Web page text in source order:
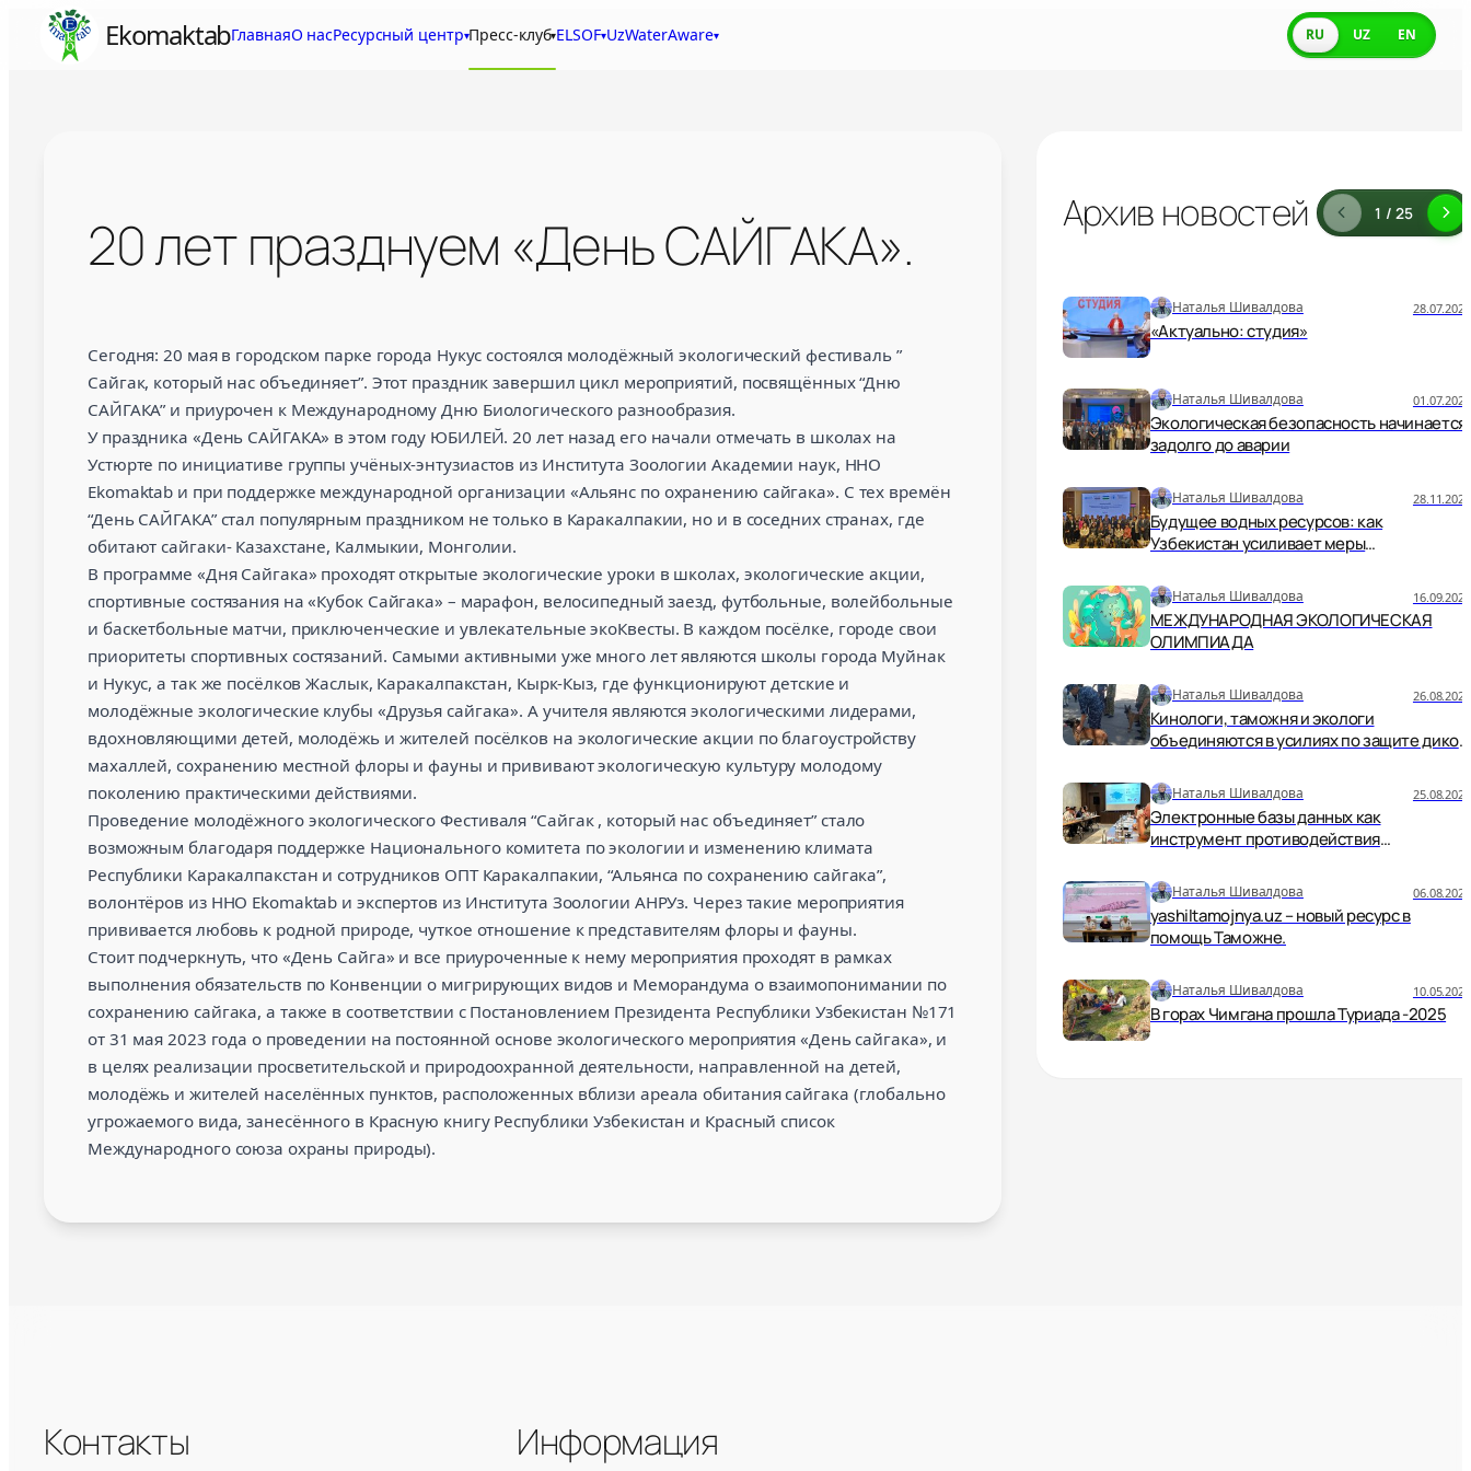
Skip
EkomaktabГлавнаяО насРесурсный центр▾Пресс-клуб▾ELSOF▾UzWaterAware▾ RU UZ EN
20 лет празднуем «День САЙГАКА».
Сегодня: 20 мая в городском парке города Нукус состоялся молодёжный экологический фестиваль ”
Сайгак, который нас объединяет”. Этот праздник завершил цикл мероприятий, посвящённых “Дню
САЙГАКА” и приурочен к Международному Дню Биологического разнообразия.
У праздника «День САЙГАКА» в этом году ЮБИЛЕЙ. 20 лет назад его начали отмечать в школах на
Устюрте по инициативе группы учёных-энтузиастов из Института Зоологии Академии наук, ННО
Ekomaktab и при поддержке международной организации «Альянс по охранению сайгака». С тех времён
“День САЙГАКА” стал популярным праздником не только в Каракалпакии, но и в соседних странах, где
обитают сайгаки- Казахстане, Калмыкии, Монголии.
В программе «Дня Сайгака» проходят открытые экологические уроки в школах, экологические акции,
спортивные состязания на «Кубок Сайгака» – марафон, велосипедный заезд, футбольные, волейбольные
и баскетбольные матчи, приключенческие и увлекательные экоКвесты. В каждом посёлке, городе свои
приоритеты спортивных состязаний. Самыми активными уже много лет являются школы города Муйнак
и Нукус, а так же посёлков Жаслык, Каракалпакстан, Кырк-Кыз, где функционируют детские и
молодёжные экологические клубы «Друзья сайгака». А учителя являются экологическими лидерами,
вдохновляющими детей, молодёжь и жителей посёлков на экологические акции по благоустройству
махаллей, сохранению местной флоры и фауны и прививают экологическую культуру молодому
поколению практическими действиями.
Проведение молодёжного экологического Фестиваля “Сайгак , который нас объединяет” стало
возможным благодаря поддержке Национального комитета по экологии и изменению климата
Республики Каракалпакстан и сотрудников ОПТ Каракалпакии, “Альянса по сохранению сайгака”,
волонтёров из ННО Ekomaktab и экспертов из Института Зоологии АНРУз. Через такие мероприятия
прививается любовь к родной природе, чуткое отношение к представителям флоры и фауны.
Стоит подчеркнуть, что «День Сайга» и все приуроченные к нему мероприятия проходят в рамках
выполнения обязательств по Конвенции о мигрирующих видов и Меморандума о взаимопонимании по
сохранению сайгака, а также в соответствии с Постановлением Президента Республики Узбекистан №171
от 31 мая 2023 года о проведении на постоянной основе экологического мероприятия «День сайгака», и
в целях реализации просветительской и природоохранной деятельности, направленной на детей,
молодёжь и жителей населённых пунктов, расположенных вблизи ареала обитания сайгака (глобально
угрожаемого вида, занесённого в Красную книгу Республики Узбекистан и Красный список
Международного союза охраны природы).
Архив новостей 1 / 25
Наталья Шивалдова 28.07.2026
«Актуально: студия»
Наталья Шивалдова 01.07.2026
Экологическая безопасность начинается
задолго до аварии
Наталья Шивалдова 28.11.2025
Будущее водных ресурсов: как
Узбекистан усиливает меры
Наталья Шивалдова 16.09.2025
МЕЖДУНАРОДНАЯ ЭКОЛОГИЧЕСКАЯ
ОЛИМПИАДА
Наталья Шивалдова 26.08.2025
Кинологи, таможня и экологи
объединяются в усилиях по защите дикой
Наталья Шивалдова 25.08.2025
Электронные базы данных как
инструмент противодействия
Наталья Шивалдова 06.08.2025
yashiltamojnya.uz – новый ресурс в
помощь Таможне.
Наталья Шивалдова 10.05.2025
В горах Чимгана прошла Туриада -2025
Контакты Информация